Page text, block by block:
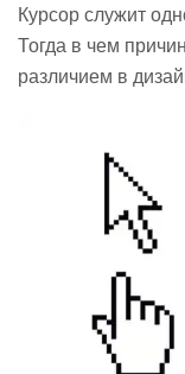
Курсор служит
Тогда в чем
различием в